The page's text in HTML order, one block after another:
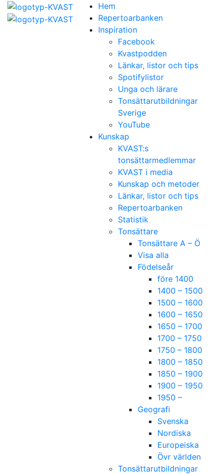
Hem
Repertoarbanken
Inspiration
Facebook
Kvastpodden
Länkar, listor och tips
Spotifylistor
Unga och lärare
Tonsättarutbildningar
Sverige
YouTube
Kunskap
KVAST:s
tonsättarmedlemmar
KVAST i media
Kunskap och metoder
Länkar, listor och tips
Repertoarbanken
Statistik
Tonsättare
Tonsättare A – Ö
Visa alla
Födelseår
före 1400
1400 – 1500
1500 – 1600
1600 – 1650
1650 – 1700
1700 – 1750
1750 – 1800
1800 – 1850
1850 – 1900
1900 – 1950
1950 –
Geografi
Svenska
Nordiska
Europeiska
Övr världen
Tonsättarutbildningar